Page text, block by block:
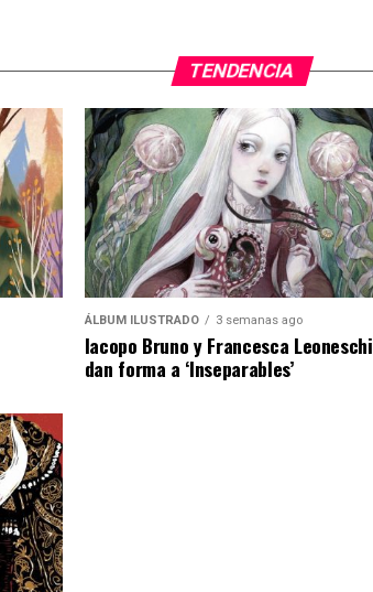
TENDENCIA
ÁLBUM ILUSTRADO 3 semanas ago
Iacopo Bruno y Francesca Leoneschi
dan forma a ‘Inseparables’